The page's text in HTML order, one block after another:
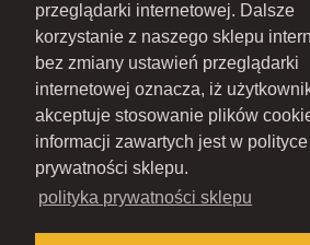
przeglądarki internetowej. Dalsze
korzystanie z naszego sklepu
bez zmiany ustawień przeglądarki
internetowej oznacza, iż
akceptuje stosowanie plików
informacji zawartych jest w polityce
prywatności sklepu.
polityka prywatności sklepu
ZOBACZ RÓWNIEŻ
KONTAKT
NEWSLETTER
RAMEX SPÓŁKA Z OGRANICZONĄ
z siedzibą w Nowym Sączu (adres siedziby i adres
123 C, 33-300 Nowy Sącz); wpisana do Rejestru
Sądowego pod numerem KRS 0000434051; sąd
jest dokumentacja spółki: Sąd Rejonowy dla
Wydział Gospodarczy Krajowego Rejestru